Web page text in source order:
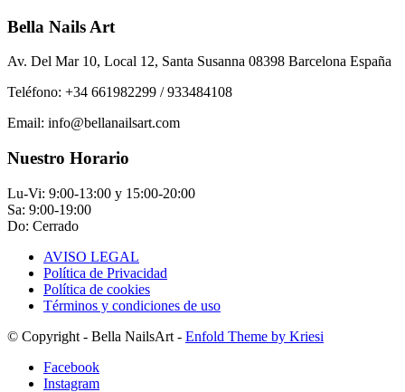
era:
Bella Nails Art
Av. Del Mar 10, Local 12, Santa Susanna 08398 Barcelona España
Teléfono: +34 661982299 / 933484108
Email: info@bellanailsart.com
Nuestro Horario
Lu-Vi: 9:00-13:00 y 15:00-20:00
Sa: 9:00-19:00
Do: Cerrado
AVISO LEGAL
Política de Privacidad
Política de cookies
Términos y condiciones de uso
© Copyright - Bella NailsArt - Enfold Theme by Kriesi
Facebook
Instagram